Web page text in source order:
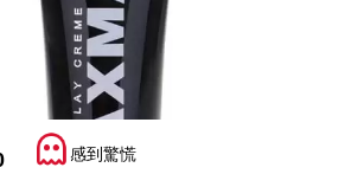
感到驚慌